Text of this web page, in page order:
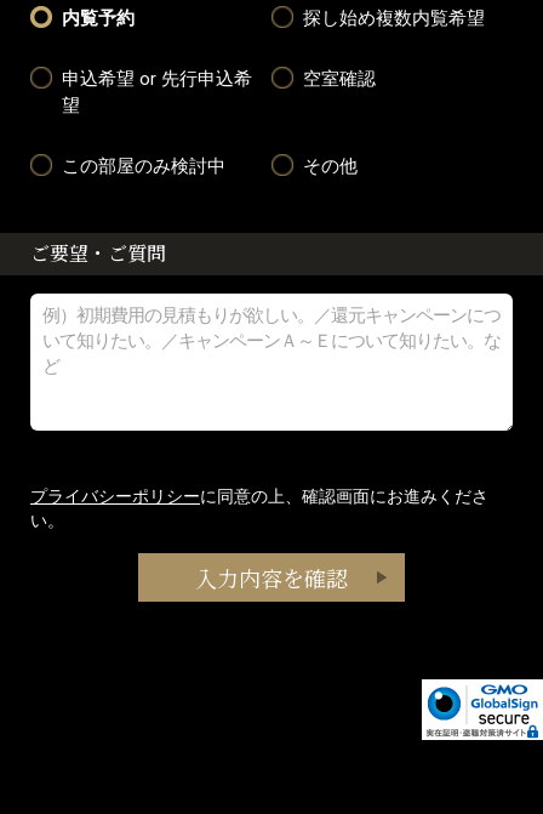
内覧予約 探し始め複数内覧希望
申込希望 or 先行申込希
望
空室確認
この部屋のみ検討中 その他
ご要望・ご質問
プライバシーポリシーに同意の上、確認画面にお進みくださ
い。